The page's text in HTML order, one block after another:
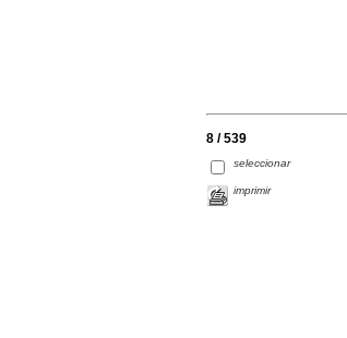
8 / 539
seleccionar
imprimir